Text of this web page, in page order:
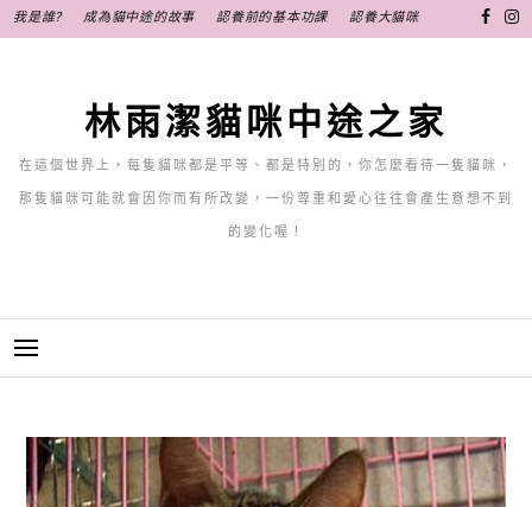
至
我是誰? 成為貓中途的故事 認養前的基本功課 認養大貓咪
林雨潔貓咪中途之家
在這個世界上，每隻貓咪都是平等、都是特別的，你怎麼看待一隻貓咪，
那隻貓咪可能就會因你而有所改變，一份尊重和愛心往往會產生意想不到
的變化喔！